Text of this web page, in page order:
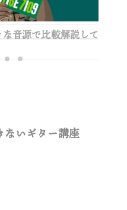
音源で比較解説して
ないギター講座